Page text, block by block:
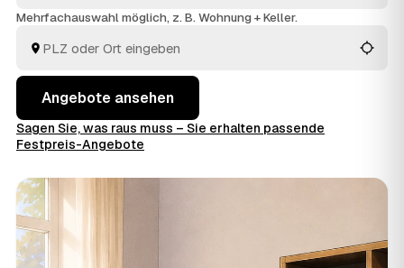
Ehrenfriedersdorf bisThum undGeyer. So finden Sie
keine Preise im Voraus raten.
Mehrfachauswahl möglich, z. B. Wohnung + Keller.
Angebote ansehen
Sagen Sie, was raus muss – Sie erhalten passende
Festpreis-Angebote